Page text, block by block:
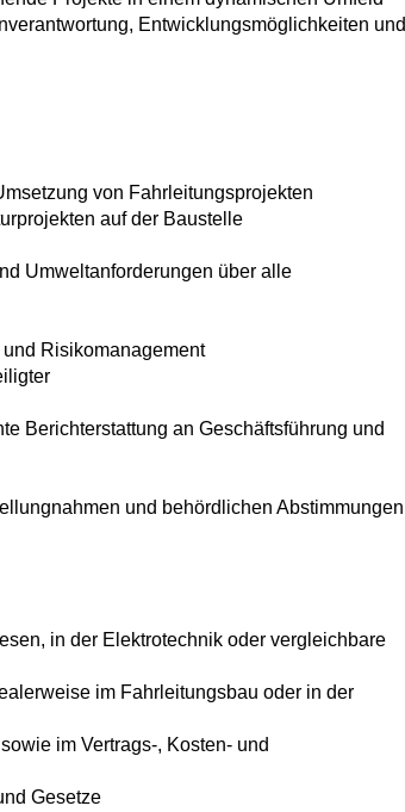
Entwicklungsmöglichkeiten und
von Fahrleitungsprojekten
auf der Baustelle
Umweltanforderungen über alle
Risikomanagement
Berichterstattung an Geschäftsführung und
und behördlichen Abstimmungen
in der Elektrotechnik oder vergleichbare
im Fahrleitungsbau oder in der
im Vertrags-, Kosten- und
Gesetze